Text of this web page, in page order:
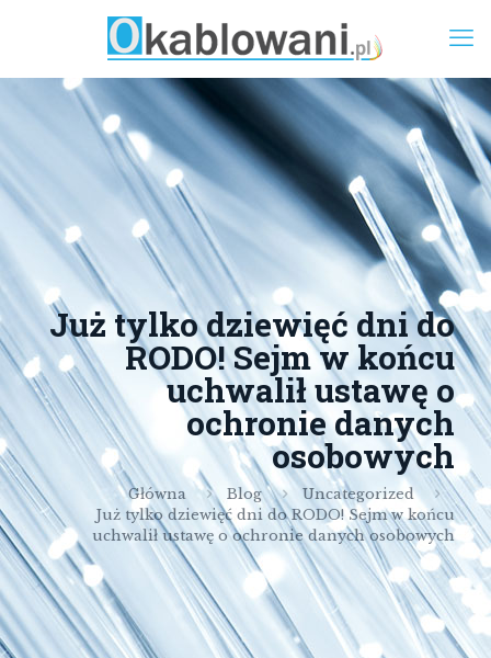
Już tylko dziewięć dni do
RODO! Sejm w końcu
uchwalił ustawę o
ochronie danych
osobowych
Główna Blog
Uncategorized
Już tylko dziewięć dni do RODO! Sejm w końcu
uchwalił ustawę o ochronie danych osobowych